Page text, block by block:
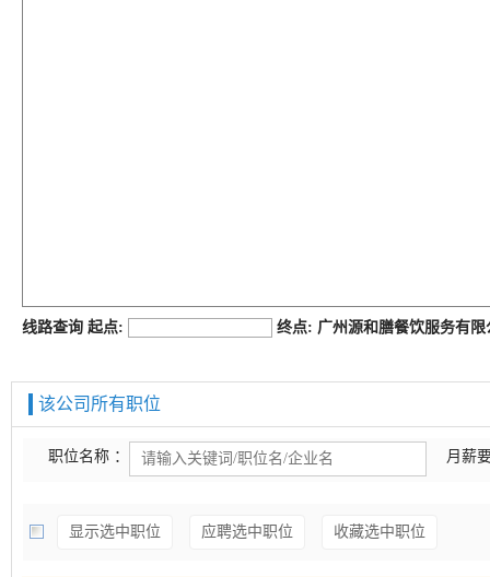
线路查询 起点: 终点: 广州源和膳餐饮服务有
该公司所有职位
职位名称 ： 月薪
显示选中职位 应聘选中职位 收藏选中职位